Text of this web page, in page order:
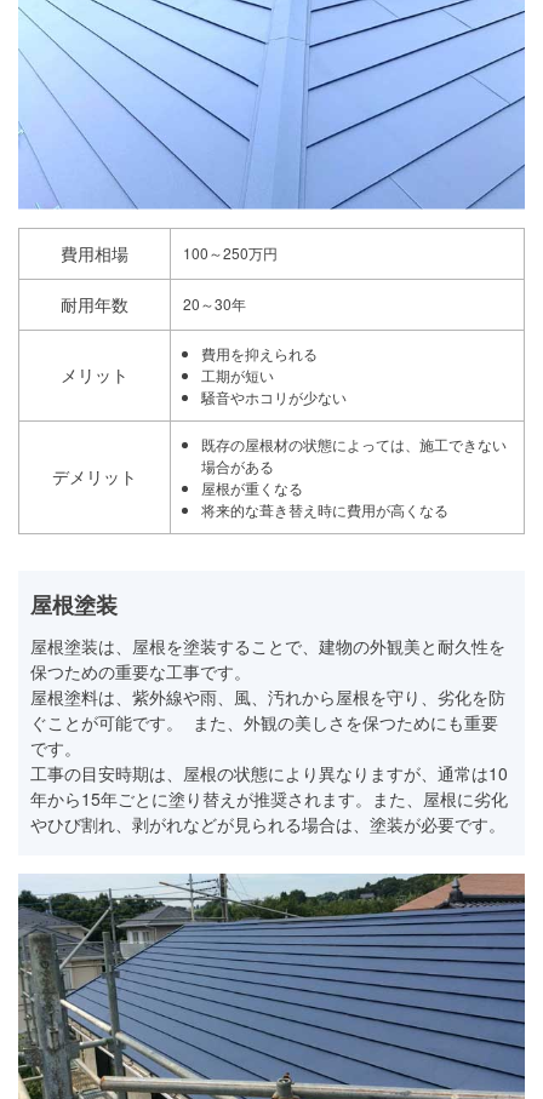
費用相場 100～250万円
耐用年数 20～30年
メリット
費用を抑えられる
工期が短い
騒音やホコリが少ない
デメリット
既存の屋根材の状態によっては、施工できない
場合がある
屋根が重くなる
将来的な葺き替え時に費用が高くなる
屋根塗装
屋根塗装は、屋根を塗装することで、建物の外観美と耐久性を
保つための重要な工事です。
屋根塗料は、紫外線や雨、風、汚れから屋根を守り、劣化を防
ぐことが可能です。 また、外観の美しさを保つためにも重要
です。
工事の目安時期は、屋根の状態により異なりますが、通常は10
年から15年ごとに塗り替えが推奨されます。また、屋根に劣化
やひび割れ、剥がれなどが見られる場合は、塗装が必要です。